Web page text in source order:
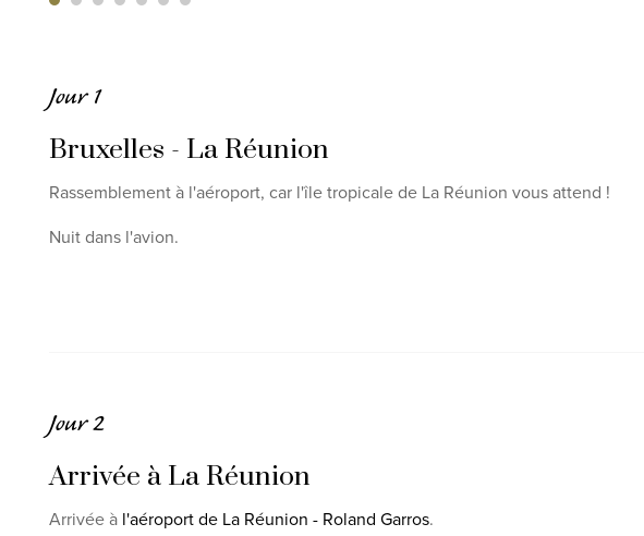
Jour 1
Bruxelles - La Réunion
Rassemblement à l'aéroport, car l'île tropicale de La Réunion vous attend !
Nuit dans l'avion.
Jour 2
Arrivée à La Réunion
Arrivée à l'aéroport de La Réunion - Roland Garros.